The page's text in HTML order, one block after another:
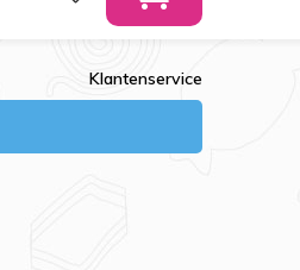
Klantenservice